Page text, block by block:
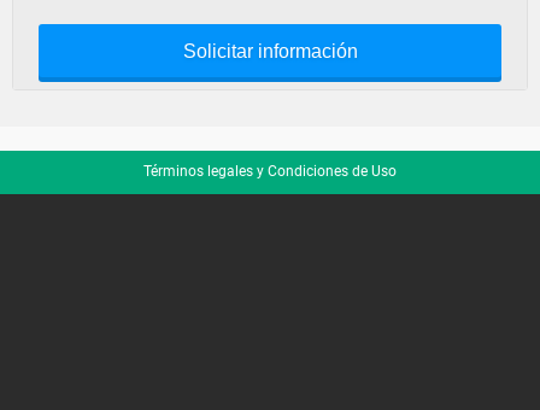
Solicitar información
Términos legales y Condiciones de Uso